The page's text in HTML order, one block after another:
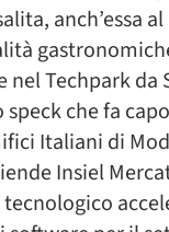
anch’essa
nel Techpark da
che fa
Italiani di
Insiel